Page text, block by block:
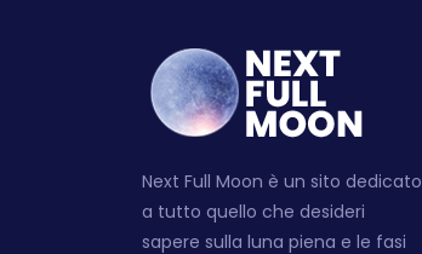
Next Full Moon è un sito dedicato
a tutto quello che desideri
sapere sulla luna piena e le fasi